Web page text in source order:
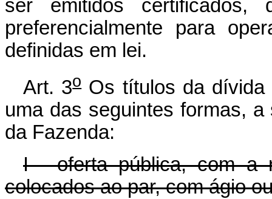
ser emitidos certificados,
preferencialmente para
definidas em lei.
Art. 3oOs títulos da dívida
uma das seguintes formas,
da Fazenda:
I - oferta pública, com a
colocados ao par, com ágio